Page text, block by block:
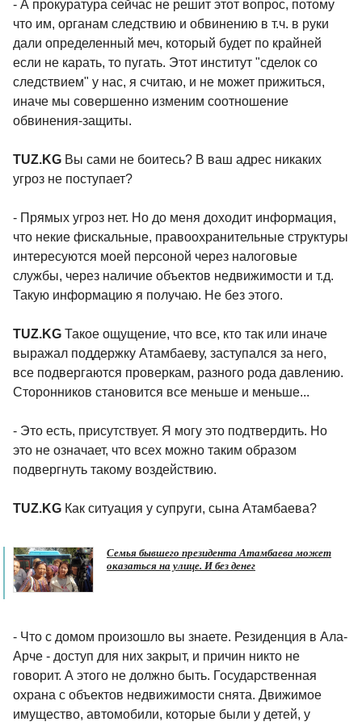
- А прокуратура сейчас не решит этот вопрос, потому
что им, органам следствию и обвинению в т.ч. в руки
дали определенный меч, который будет по крайней
если не карать, то пугать. Этот институт "сделок со
следствием" у нас, я считаю, и не может прижиться,
иначе мы совершенно изменим соотношение
обвинения-защиты.
TUZ.KG Вы сами не боитесь? В ваш адрес никаких
угроз не поступает?
- Прямых угроз нет. Но до меня доходит информация,
что некие фискальные, правоохранительные структуры
интересуются моей персоной через налоговые
службы, через наличие объектов недвижимости и т.д.
Такую информацию я получаю. Не без этого.
TUZ.KG Такое ощущение, что все, кто так или иначе
выражал поддержку Атамбаеву, заступался за него,
все подвергаются проверкам, разного рода давлению.
Сторонников становится все меньше и меньше...
- Это есть, присутствует. Я могу это подтвердить. Но
это не означает, что всех можно таким образом
подвергнуть такому воздействию.
TUZ.KG Как ситуация у супруги, сына Атамбаева?
Семья бывшего президента Атамбаева может
оказаться на улице. И без денег
- Что с домом произошло вы знаете. Резиденция в Ала-
Арче - доступ для них закрыт, и причин никто не
говорит. А этого не должно быть. Государственная
охрана с объектов недвижимости снята. Движимое
имущество, автомобили, которые были у детей, у